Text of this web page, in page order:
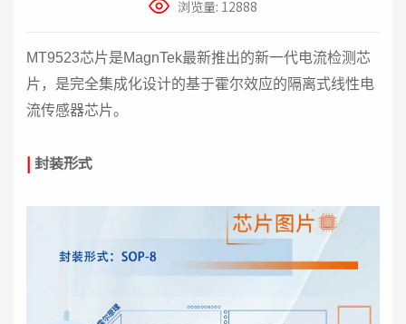
浏览量: 12888
MT9523芯片是MagnTek最新推出的新一代电流检测芯
片，是完全集成化设计的基于霍尔效应的隔离式线性电
流传感器芯片。
| 封装形式